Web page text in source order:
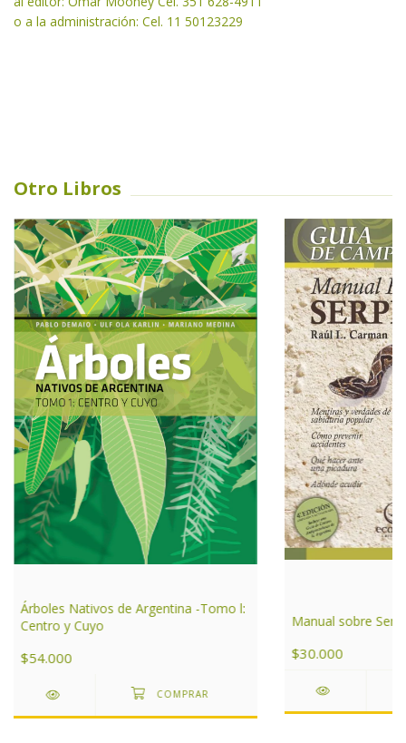
o a la administración: Cel. 11 50123229
Otro Libros
Árboles Nativos de Argentina -Tomo l:
Centro y Cuyo
$54.000
Manual sobre
$30.000